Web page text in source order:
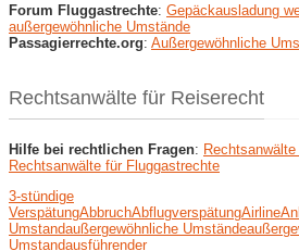
Forum Fluggastrechte: Gepäckausladung
außergewöhnliche Umstände
Passagierrechte.org: Außergewöhnliche
Rechtsanwälte für Reiserecht
Hilfe bei rechtlichen Fragen:
Rechtsanwälte für Fluggastrechte
3-stündige
VerspätungAbbruchAbflugverspätungAirline
Umstandaußergewöhnliche Umstände
Umstandausführender